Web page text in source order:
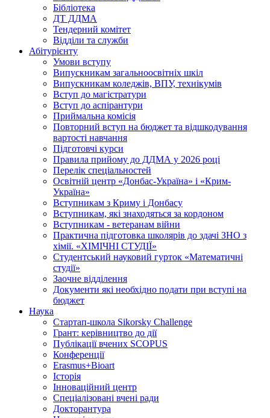
Бібліотека
ДТ ДДМА
Тендерний комітет
Відділи та служби
Абітурієнту
Умови вступу
Випускникам загальноосвітніх шкіл
Випускникам коледжів, ВПУ, технікумів
Вступ до магістратури
Вступ до аспірантури
Приймальна комісія
Повторний вступ на бюджет та відшкодування
вартості навчання
Підготовчі курси
Правила прийому до ДДМА у 2026 році
Перелік спеціальностей
Освітній центр «Донбас-Україна» і «Крим-
Україна»
Вступникам з Криму і Донбасу
Вступникам, які знаходяться за кордоном
Вступникам - ветеранам війни
Практична підготовка школярів до здачі ЗНО з
хімії. «ХІМІЧНІ СТУДІЇ»
Студентський науковий гурток «Математичні
студії»
Заочне відділення
Документи які необхідно подати при вступі на
бюджет
Наука
Стартап-школа Sikorsky Challenge
Грант: керівництво до дії
Публікації вчених SCOPUS
Конференції
Erasmus+Bioart
Історія
Інноваційний центр
Спеціалізовані вчені ради
Докторантура